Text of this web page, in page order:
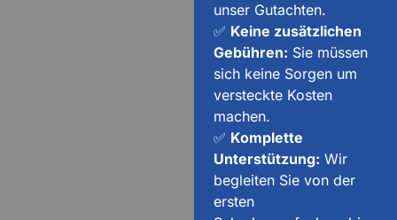
unser Gutachten.
✅ Keine zusätzlichen
Gebühren: Sie müssen
sich keine Sorgen um
versteckte Kosten
machen.
✅ Komplette
Unterstützung: Wir
begleiten Sie von der
ersten